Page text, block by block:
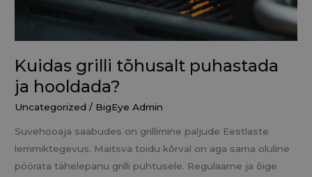
Kuidas grilli tõhusalt puhastada
ja hooldada?
Uncategorized / BigEye Admin
Suvehooaja saabudes on grillimine paljude Eestlaste
lemmiktegevus. Maitsva toidu kõrval on aga sama oluline
pöörata tähelepanu grilli puhtusele. Regulaarne ja õige